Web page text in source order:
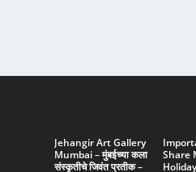
Jehangir Art Gallery
Mumbai – मुंबईच्या कला
संस्कृतीचे जिवंत प्रतीक –
Share